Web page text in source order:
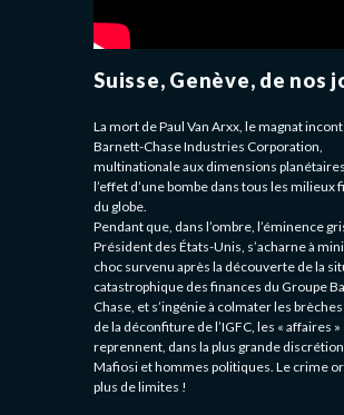
Suisse, Genève, de nos
La mort de Paul Van Arxx, le magnat
Barnett-Chase Industries Corporation,
multinationale aux dimensions
l’effet d’une bombe dans tous les milieux
du globe.
Pendant que, dans l’ombre, l’éminence
Président des États-Unis, s’acharne à
choc survenu après la découverte de la
catastrophique des finances du Groupe
Chase, et s’ingénie à colmater les
de la déconfiture de l’IGFC, les « affaires »
reprennent, dans la plus grande
Mafiosi et hommes politiques. Le crime
plus de limites !